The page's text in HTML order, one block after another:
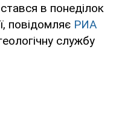
в понеділок
повідомляє РИА
службу